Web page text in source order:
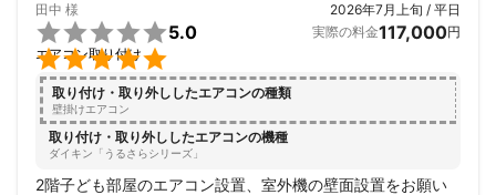
田中 様


5.0
エアコン取り付け
2026年7月上旬 / 平日
実際の料金117,000円
取り付け・取り外ししたエアコンの種類
壁掛けエアコン
取り付け・取り外ししたエアコンの機種
ダイキン「うるさらシリーズ」
2階子ども部屋のエアコン設置、室外機の壁面設置をお願い